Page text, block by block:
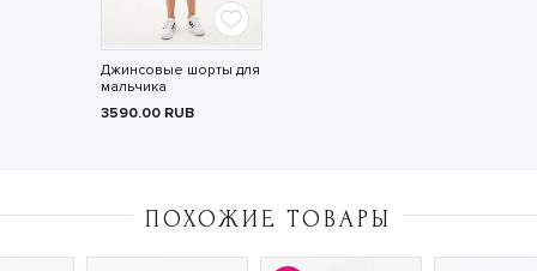
Джинсовые шорты для
мальчика
3590.00 RUB
ПОХОЖИЕ ТОВАРЫ